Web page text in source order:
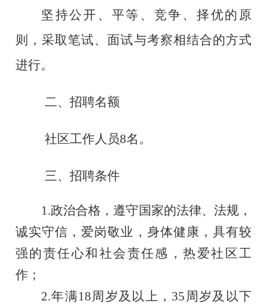
坚持公开、平等、竞争、择优的原
则，采取笔试、面试与考察相结合的方式
进行。
二、招聘名额
社区工作人员8名。
三、招聘条件
1.政治合格，遵守国家的法律、法规，
诚实守信，爱岗敬业，身体健康，具有较
强的责任心和社会责任感，热爱社区工
作；
2.年满18周岁及以上， 35周岁及以下